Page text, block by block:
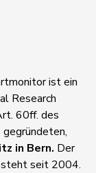
ist ein
Research
60ff. des
in Bern. Der
seit 2004.